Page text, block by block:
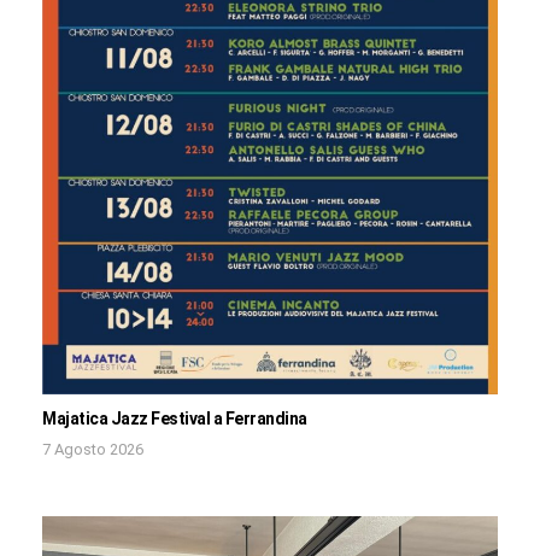
Majatica Jazz Festival a Ferrandina
7 Agosto 2026